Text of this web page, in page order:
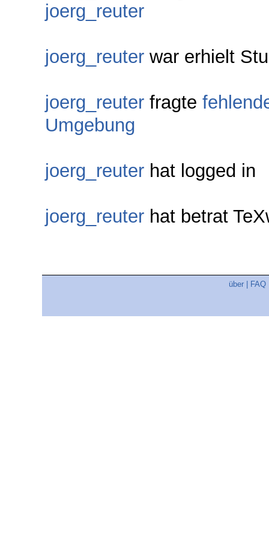
joerg_reuter
joerg_reuter war erhielt
joerg_reuter fragte
Umgebung
joerg_reuter hat logged in
joerg_reuter hat betrat
über FAQ